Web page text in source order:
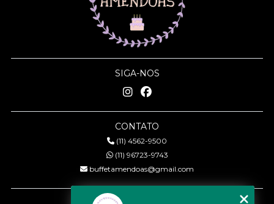
SIGA-NOS
CONTATO
(11) 4562-9500
(11) 96723-9743
buffetamendoas@gmail.com